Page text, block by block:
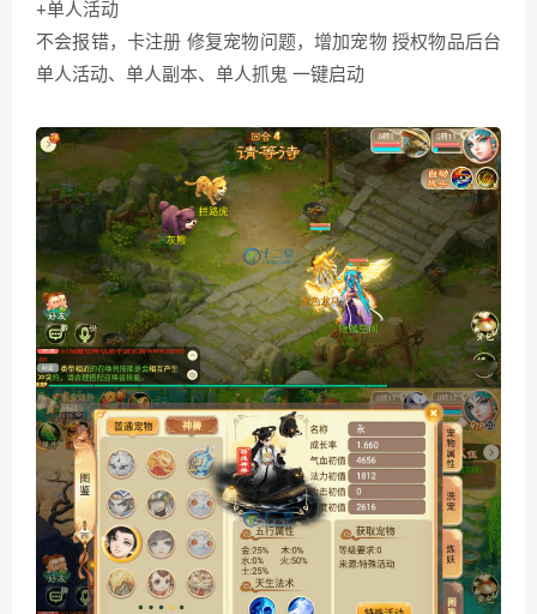
+单人活动
不会报错，卡注册 修复宠物问题，增加宠物 授权物品后台
单人活动、单人副本、单人抓鬼 一键启动